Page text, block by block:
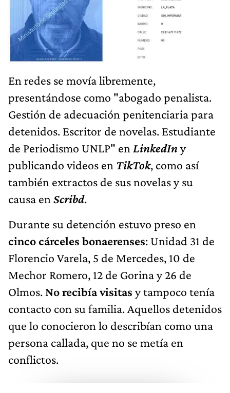
En redes se movía libremente,
presentándose como "abogado penalista.
Gestión de adecuación penitenciaria para
detenidos. Escritor de novelas. Estudiante
de Periodismo UNLP" en LinkedIny
publicando videos en TikTok, como así
también extractos de sus novelas y su
causa en Scribd.
Durante su detención estuvo preso en
cinco cárceles bonaerenses: Unidad 31 de
Florencio Varela, 5 de Mercedes, 10 de
Mechor Romero, 12 de Gorina y 26 de
Olmos. No recibía visitas y tampoco tenía
contacto con su familia. Aquellos detenidos
que lo conocieron lo describían como una
persona callada, que no se metía en
conflictos.